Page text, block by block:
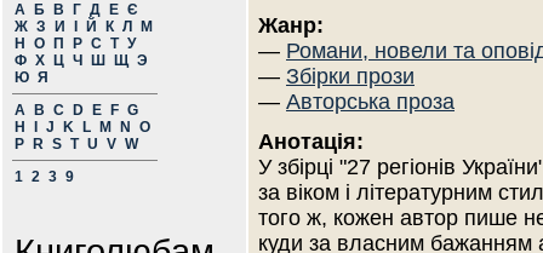
А Б В Г Д Е Є
Ж З И Й К Л
М
Н
О П Р С Т У
Ф Х Ц Ч Ш Щ Э
Ю Я
A
B C D E F G
H
J K L M N
O
P
R S T U V W
1 2 3 9
Жанр:
— Романи, новели та
— Збірки прози
— Авторська проза
Анотація:
У збірці "27 регіонів
за віком і літературним
того ж, кожен автор пише
куди за власним бажанням